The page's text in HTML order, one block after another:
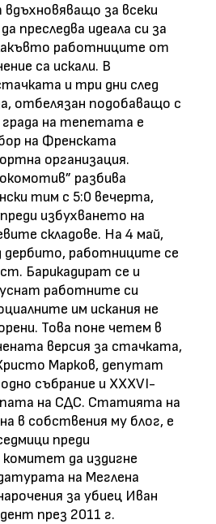
вдъхновяващо за всеки
преследва идеала си за
работниците от
са искали. В
и три дни след
отбелязан подобаващо с
на тепетата е
на Френската
организация.
разбива
тим с 5:0 вечерта,
избухването на
складове. На 4 май,
дербито, работниците се
Барикадират се и
работните си
им искания не
Това поне четем в
версия за стачката,
Марков, депутат
събрание и XXXVI-
на СДС. Статията на
в собствения му блог, е
преди
да издигне
на Меглена
за убиец Иван
през 2011 г.